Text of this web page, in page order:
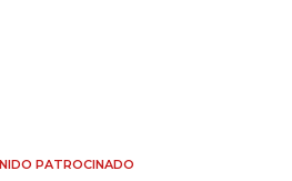
PATROCINADO